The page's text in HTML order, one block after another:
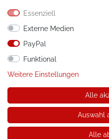
ANLEITUNGEN
Montageanleitungen
© Copyright 2026 tuning-
vorbehalten.
* gilt für Lieferungen innerhalb
Lieferzeiten für andere Länder
Essenziell
Externe Medien
PayPal
Funktional
Weitere Einstellungen
Alle
Auswahl
Alle